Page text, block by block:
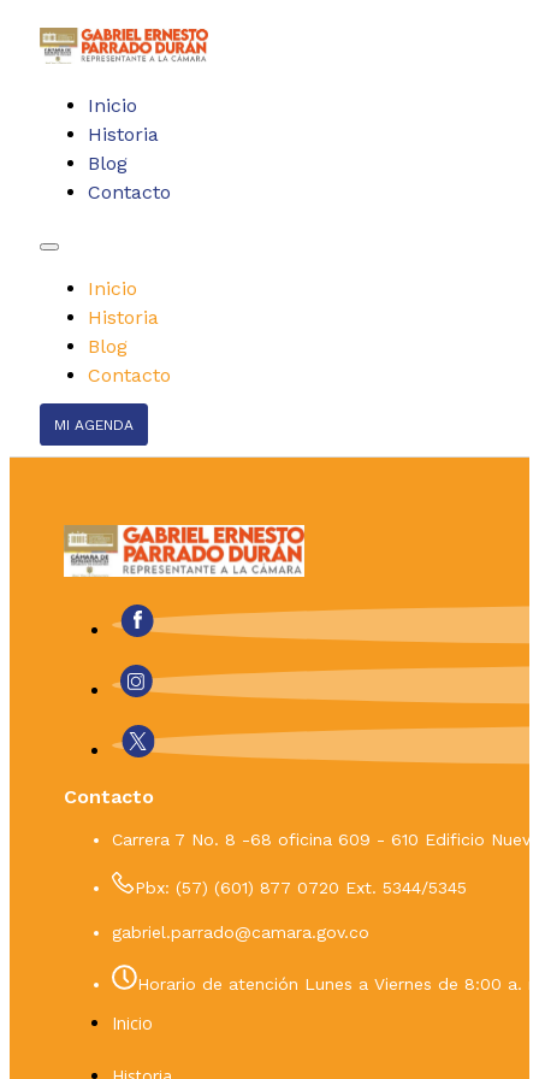
Inicio
Historia
Blog
Contacto
Inicio
Historia
Blog
Contacto
MI AGENDA
Contacto
Carrera 7 No. 8 -68 oficina 609 - 610 Edificio
Pbx: (57) (601) 877 0720 Ext. 5344/5345
gabriel.parrado@camara.gov.co
Horario de atención Lunes a Viernes de 8:00 a.
Inicio